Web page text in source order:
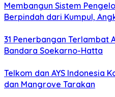
Membangun Sistem
Berpindah dari Kumpul,
31 Penerbangan Terlambat
Bandara Soekarno-Hatta
Telkom dan AYS Indonesia
dan Mangrove Tarakan